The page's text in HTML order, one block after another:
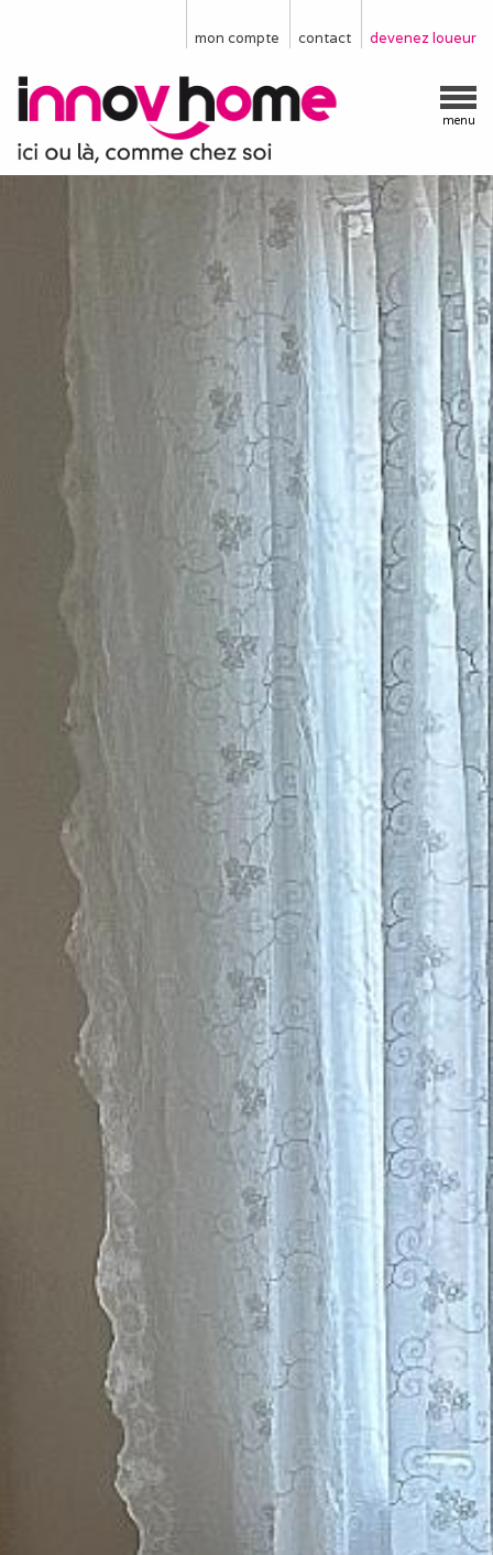
devenez loueur
contact
mon compte
menu